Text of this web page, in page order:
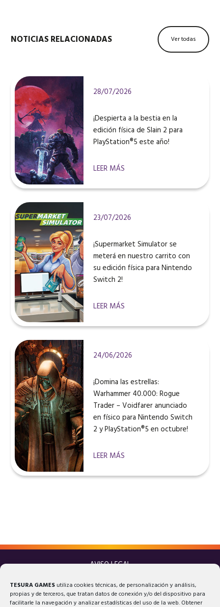
TESURA GAMES utiliza cookies técnicas, de personalización y análisis,
propias y de terceros, que tratan datos de conexión y/o del dispositivo para
facilitarle la navegación y analizar estadísticas del uso de la web. Obtener
NOTICIAS RELACIONADAS Ver todas
28/07/2026
¡Despierta a la bestia en la
edición física de Slain 2 para
PlayStation®5 este año!
LEER MÁS
23/07/2026
¡Supermarket Simulator se
meterá en nuestro carrito con
su edición física para Nintendo
Switch 2!
LEER MÁS
24/06/2026
¡Domina las estrellas:
Warhammer 40.000: Rogue
Trader – Voidfarer anunciado
en físico para Nintendo Switch
2 y PlayStation®5 en octubre!
LEER MÁS
AVISO LEGAL
POLÍTICA DE COOKIES